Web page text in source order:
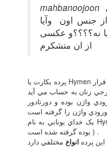
از جنس اون وآیا
یا نه؟؟؟؟و عکسی
از ان متشکرم
پرده بکارت يا Hymen بر خلاف تصور عموم در خارج از واژن قرار
زنان به حساب مي آيد
واژن بوده و دورتادور
ورودي واژن را گرفته است . ( بد نيست بدانيم نام اين قسمت از
يک خداي يوناني به نام Hymenaeus که خداي ازدواج و عروسي
بوده گرفته شده است ) .
اين پرده انواع